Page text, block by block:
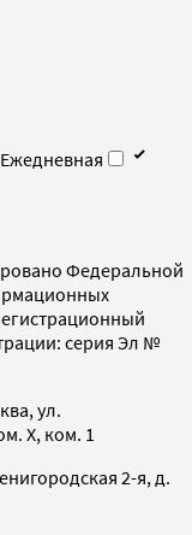
Ежедневная
Федеральной
серия Эл №
ул.
X, ком. 1
2-я, д.